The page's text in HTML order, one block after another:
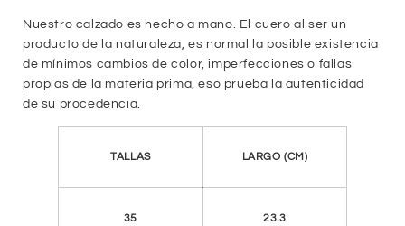
Nuestro calzado es hecho a mano. El cuero al ser un
producto de la naturaleza, es normal la posible existencia
de mínimos cambios de color, imperfecciones o fallas
propias de la materia prima, eso prueba la autenticidad
de su procedencia.
TALLAS LARGO (CM)
35 23.3